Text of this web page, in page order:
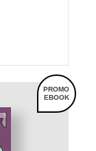
PROMO
EBOOK